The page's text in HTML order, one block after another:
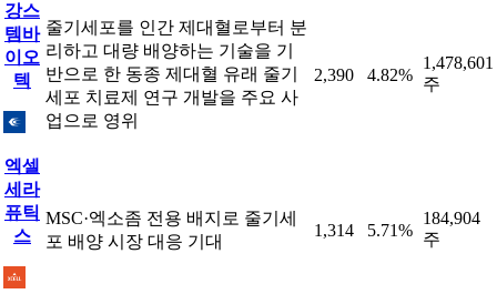
강스
템바
이오
텍
줄기세포를 인간 제대혈로부터 분
리하고 대량 배양하는 기술을 기
반으로 한 동종 제대혈 유래 줄기
세포 치료제 연구 개발을 주요 사
업으로 영위
2,390 4.82%
1,478,601
주
엑셀
세라
퓨틱
스
MSC·엑소좀 전용 배지로 줄기세
포 배양 시장 대응 기대
1,314 5.71%
184,904
주